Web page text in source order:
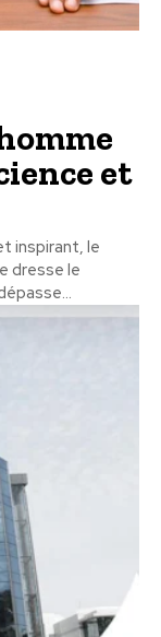
et
inspirant, le
dresse le